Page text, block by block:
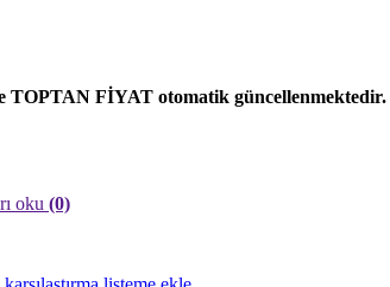
TOPTAN FİYAT otomatik güncellenmektedir.
oku (0)